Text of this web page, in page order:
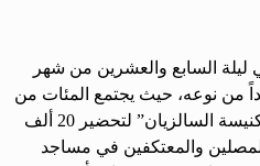
ليلة السابع والعشرين من شهر
من نوعه، حيث يجتمع المئات من
المتطوعين الشباب في رحاب “كنيسة السالزيان” لتحضير 20 ألف
والمعتكفين في مساجد